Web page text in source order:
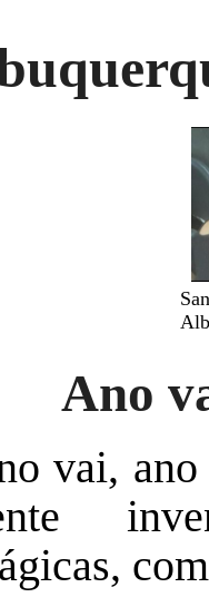
Ano
vai, ano